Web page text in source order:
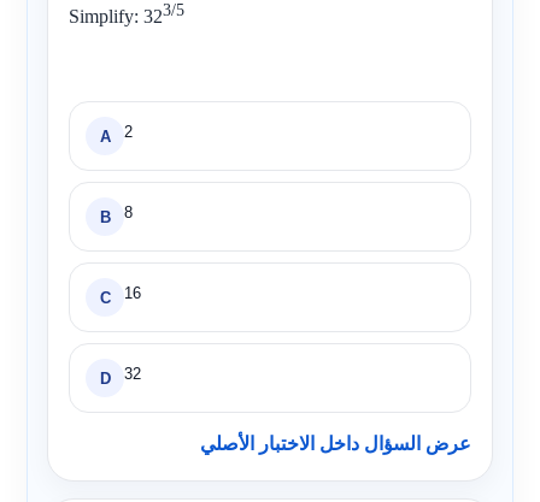
Simplify:323/5
A 2
B 8
C 16
D 32
عرض السؤال داخل الاختبار الأصلي